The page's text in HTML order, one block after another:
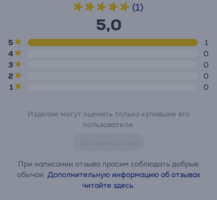
(1)
5,0
5
1
4
0
3
0
2
0
1
0
Изделие могут оценить только купившие его
пользователи.
При написании отзыва просим соблюдать добрые
обычаи. Дополнительную информацию об отзывах
читайте здесь.